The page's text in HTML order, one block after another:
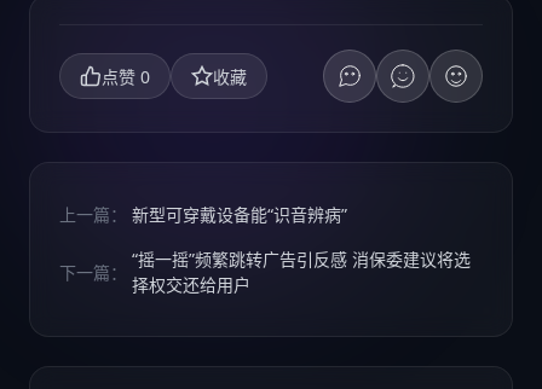
点赞 0 收藏
上一篇： 新型可穿戴设备能“识音辨病”
下一篇：
“摇一摇”频繁跳转广告引反感 消保委建议将选
择权交还给用户